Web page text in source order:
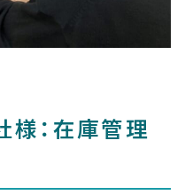
：在庫管理